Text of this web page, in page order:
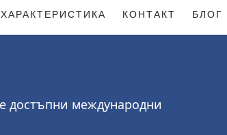
ХАРАКТЕРИСТИКА КОНТАКТ БЛОГ
достъпни международни